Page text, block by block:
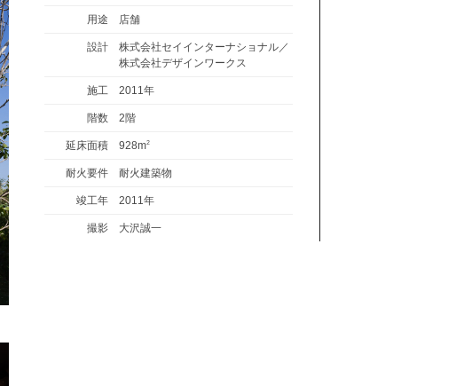
用途 店舗
設計
株式会社セイインターナショナル／
株式会社デザインワークス
施工 2011年
階数 2階
延床面積 928m2
耐火要件 耐火建築物
竣工年 2011年
撮影 大沢誠一